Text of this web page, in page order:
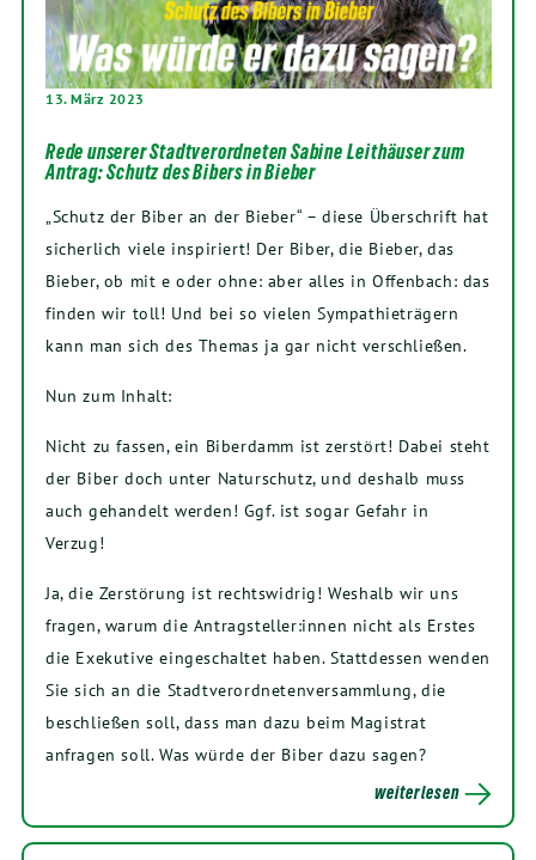
13. März 2023
Rede unserer Stadtverordneten Sabine Leithäuser zum
Antrag: Schutz des Bibers in Bieber
„Schutz der Biber an der Bieber“ – diese Überschrift hat
sicherlich viele inspiriert! Der Biber, die Bieber, das
Bieber, ob mit e oder ohne: aber alles in Offenbach: das
finden wir toll! Und bei so vielen Sympathieträgern
kann man sich des Themas ja gar nicht verschließen.
Nun zum Inhalt:
Nicht zu fassen, ein Biberdamm ist zerstört! Dabei steht
der Biber doch unter Naturschutz, und deshalb muss
auch gehandelt werden! Ggf. ist sogar Gefahr in
Verzug!
Ja, die Zerstörung ist rechtswidrig! Weshalb wir uns
fragen, warum die Antragsteller:innen nicht als Erstes
die Exekutive eingeschaltet haben. Stattdessen wenden
Sie sich an die Stadtverordnetenversammlung, die
beschließen soll, dass man dazu beim Magistrat
anfragen soll. Was würde der Biber dazu sagen?
weiterlesen